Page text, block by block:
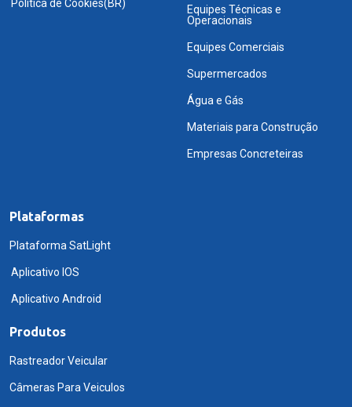
Política de Cookies(BR)
Equipes Técnicas e
Operacionais
Equipes Comerciais
Supermercados
Água e Gás
Materiais para Construção
Empresas Concreteiras
Plataformas
Plataforma SatLight
Aplicativo IOS
Aplicativo Android
Produtos
Rastreador Veicular
Câmeras Para Veiculos